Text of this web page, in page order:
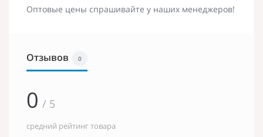
Оптовые цены спрашивайте у наших менеджеров!
Отзывов 0
0 / 5
средний рейтинг товара